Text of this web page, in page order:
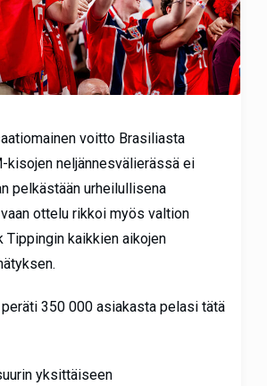
voitto Brasiliasta
kisojen neljännesvälierässä ei
pelkästään urheilullisena
ottelu rikkoi myös valtion
Tippingin kaikkien aikojen
peräti 350 000 asiakasta pelasi tätä
yksittäiseen